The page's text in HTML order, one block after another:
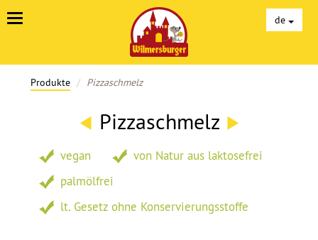
de
Unterseiten
Produkte Pizzaschmelz
Pizzaschmelz
vegan
von Natur aus laktosefrei
palmölfrei
lt. Gesetz ohne Konservierungsstoffe